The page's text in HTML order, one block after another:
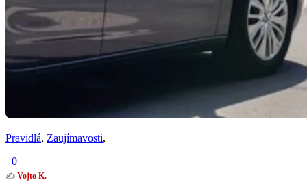
Pravidlá, Zaujímavosti,
0
✍️ Vojto K.